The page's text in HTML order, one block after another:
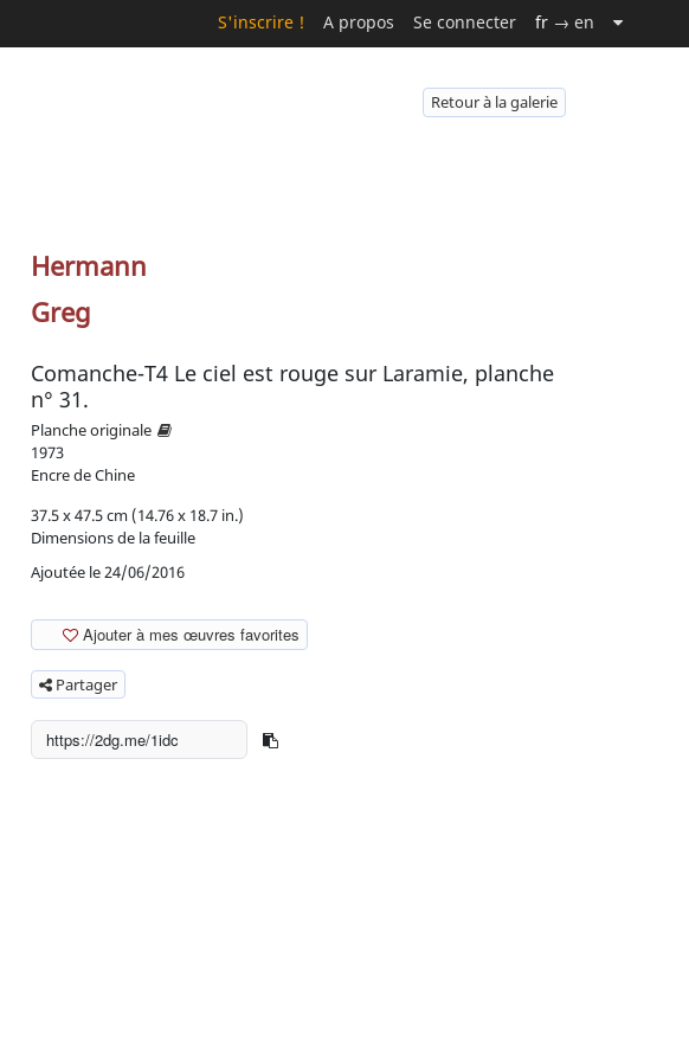
S'inscrire ! A propos Se connecter fr → en
Retour à la galerie
Hermann
Greg
Comanche-T4 Le ciel est rouge sur Laramie, planche
n° 31.
Planche originale
1973
Encre de Chine
37.5 x 47.5 cm (14.76 x 18.7 in.)
Dimensions de la feuille
Ajoutée le 24/06/2016
Ajouter à mes œuvres favorites
Partager